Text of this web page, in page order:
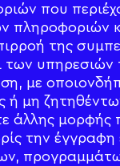
που
πληροφοριών
της
των υπηρεσιών
με
ή μη
άλλης
την έγγραφη